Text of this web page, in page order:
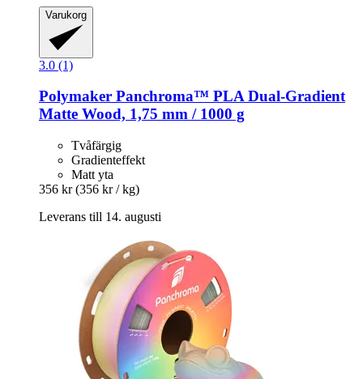
Varukorg
3.0 (1)
Polymaker Panchroma™ PLA Dual-​Gradient
Matte Wood, 1,75 mm / 1000 g
Tvåfärgig
Gradienteffekt
Matt yta
356 kr (356 kr / kg)
Leverans till 14. augusti